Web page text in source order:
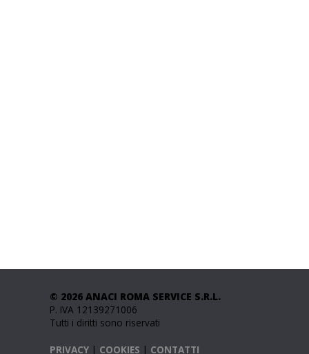
© 2026 ANACI ROMA SERVICE S.R.L.
P. IVA 12139271006
Tutti i diritti sono riservati
PRIVACY | COOKIES | CONTATTI